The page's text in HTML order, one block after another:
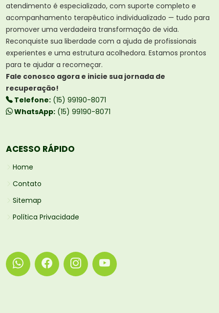
atendimento é especializado, com suporte completo e
acompanhamento terapêutico individualizado — tudo para
promover uma verdadeira transformação de vida.
Reconquiste sua liberdade com a ajuda de profissionais
experientes e uma estrutura acolhedora. Estamos prontos
para te ajudar a recomeçar.
Fale conosco agora e inicie sua jornada de
recuperação!
Telefone: (15) 99190-8071
WhatsApp: (15) 99190-8071
ACESSO RÁPIDO
Home
Contato
Sitemap
Política Privacidade